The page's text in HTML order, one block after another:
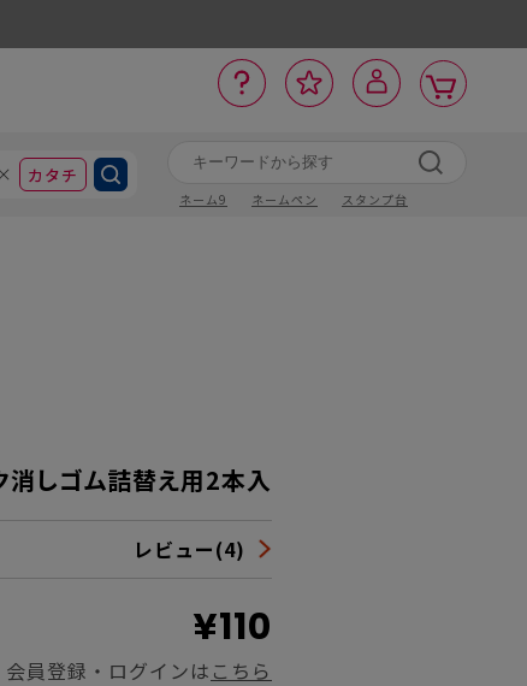
カタチ
ネーム9 ネームペン スタンプ台
サ
ポ
ト
ー お
気
に
入
り
ロ
グ
イ
ン ト
ー
消しゴム詰替え用2本入
レビュー(4)
¥110
会員登録・ログインは こちら